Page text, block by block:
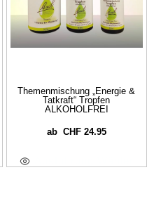
Themenmischung „Energie &
Tatkraft“ Tropfen
ALKOHOLFREI
ab CHF24.95